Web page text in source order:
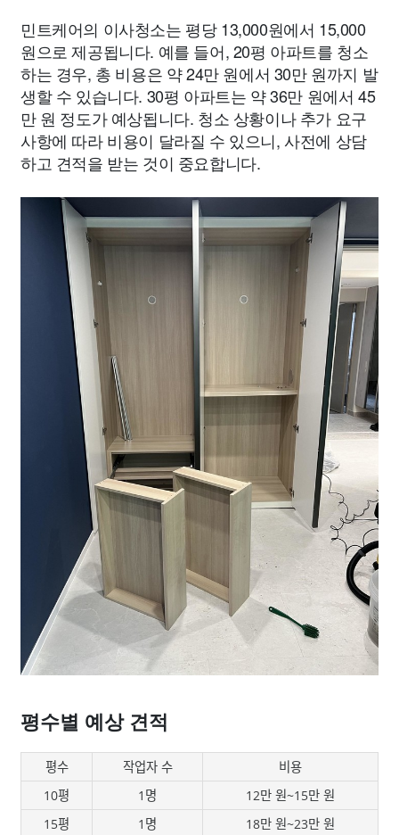
민트케어의 이사청소는 평당 13,000원에서 15,000
원으로 제공됩니다. 예를 들어, 20평 아파트를 청소
하는 경우, 총 비용은 약 24만 원에서 30만 원까지 발
생할 수 있습니다. 30평 아파트는 약 36만 원에서 45
만 원 정도가 예상됩니다. 청소 상황이나 추가 요구
사항에 따라 비용이 달라질 수 있으니, 사전에 상담
하고 견적을 받는 것이 중요합니다.
평수별 예상 견적
평수 작업자 수
비용
10평
1명
12만 원~15만 원
15평
1명
18만 원~23만 원